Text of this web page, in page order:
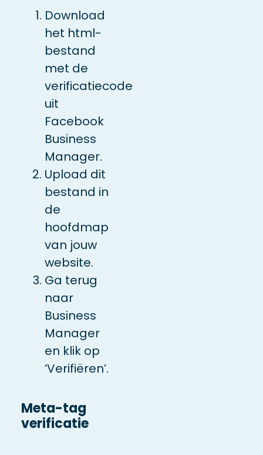
Download
het html-
bestand
met de
verificatiecode
uit
Facebook
Business
Manager.
Upload dit
bestand in
de
hoofdmap
van jouw
website.
Ga terug
naar
Business
Manager
en klik op
‘Verifiëren’.
Meta-tag
verificatie